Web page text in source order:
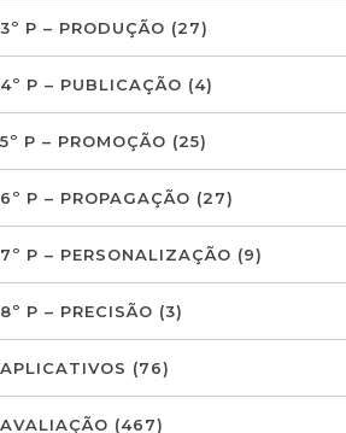
3º P – PRODUÇÃO (27)
4º P – PUBLICAÇÃO (4)
5º P – PROMOÇÃO (25)
6º P – PROPAGAÇÃO (27)
7º P – PERSONALIZAÇÃO (9)
8º P – PRECISÃO (3)
APLICATIVOS (76)
AVALIAÇÃO (467)